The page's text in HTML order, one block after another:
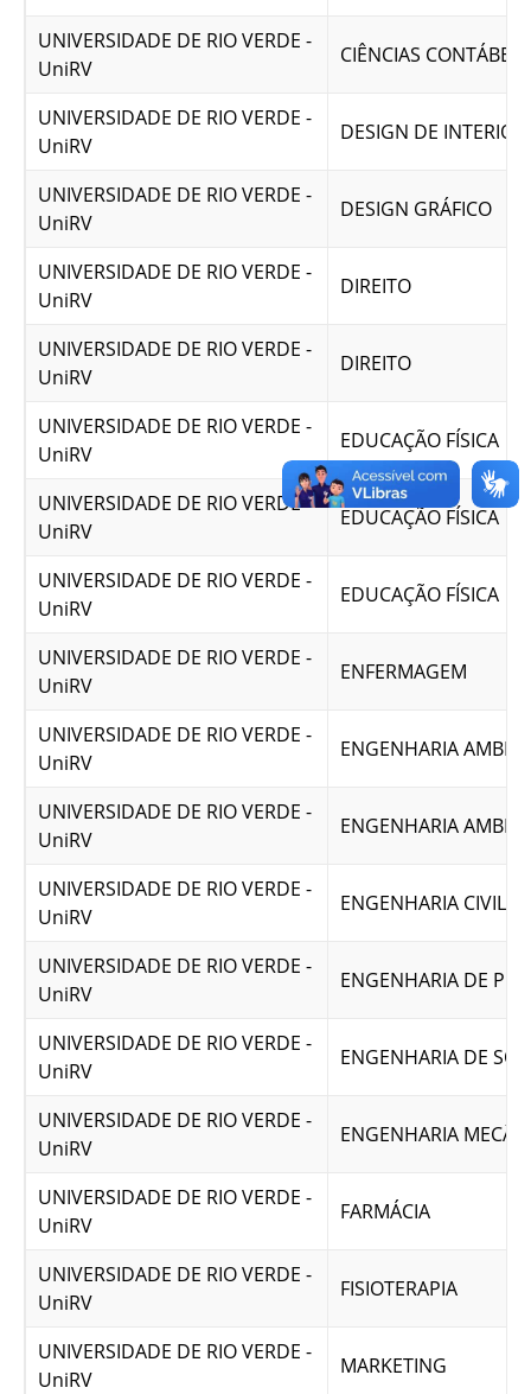
UNIVERSIDADE DE RIO VERDE -
UniRV
CIÊNCIAS CONTÁBEIS
UNIVERSIDADE DE RIO VERDE -
UniRV
DESIGN DE
UNIVERSIDADE DE RIO VERDE -
UniRV
DESIGN GRÁFICO
UNIVERSIDADE DE RIO VERDE -
UniRV
DIREITO
UNIVERSIDADE DE RIO VERDE -
UniRV
DIREITO
UNIVERSIDADE DE RIO VERDE -
UniRV
EDUCAÇÃO FÍSICA
UNIVERSIDADE DE RIO VERDE -
UniRV
EDUCAÇÃO FÍSICA
UNIVERSIDADE DE RIO VERDE -
UniRV
EDUCAÇÃO FÍSICA
UNIVERSIDADE DE RIO VERDE -
UniRV
ENFERMAGEM
UNIVERSIDADE DE RIO VERDE -
UniRV
ENGENHARIA
UNIVERSIDADE DE RIO VERDE -
UniRV
ENGENHARIA
UNIVERSIDADE DE RIO VERDE -
UniRV
ENGENHARIA CIVIL
UNIVERSIDADE DE RIO VERDE -
UniRV
ENGENHARIA DE
UNIVERSIDADE DE RIO VERDE -
UniRV
ENGENHARIA DE
UNIVERSIDADE DE RIO VERDE -
UniRV
ENGENHARIA
UNIVERSIDADE DE RIO VERDE -
UniRV
FARMÁCIA
UNIVERSIDADE DE RIO VERDE -
UniRV
FISIOTERAPIA
UNIVERSIDADE DE RIO VERDE -
UniRV
MARKETING